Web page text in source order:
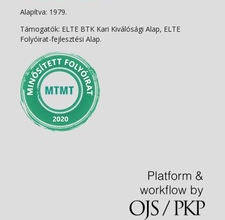
Alapítva: 1979.
Támogatók: ELTE BTK Kari Kiválósági Alap, ELTE
Folyóirat-fejlesztési Alap.